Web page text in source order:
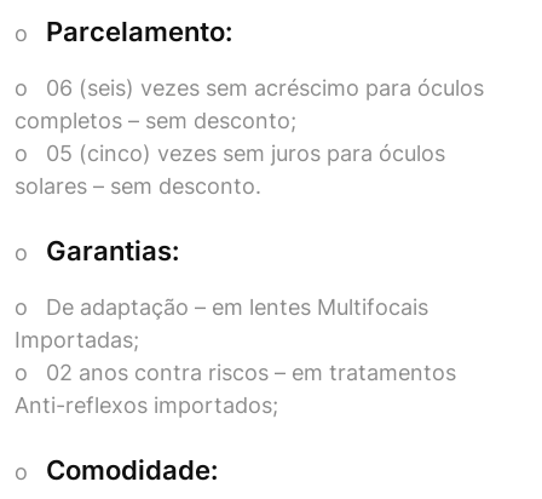
o Parcelamento:
o 06 (seis) vezes sem acréscimo para óculos
completos – sem desconto;
o 05 (cinco) vezes sem juros para óculos
solares – sem desconto.
o Garantias:
o De adaptação – em lentes Multifocais
Importadas;
o 02 anos contra riscos – em tratamentos
Anti-reflexos importados;
o Comodidade: